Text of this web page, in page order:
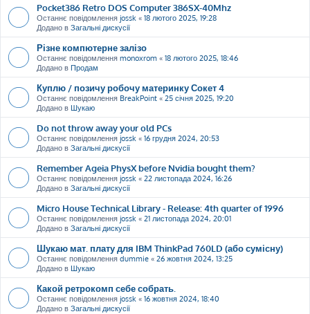
Pocket386 Retro DOS Computer 386SX-40Mhz
Останнє повідомлення jossk « 18 лютого 2025, 19:28
Додано в Загальні дискусії
Різне компютерне залізо
Останнє повідомлення monoxrom « 18 лютого 2025, 18:46
Додано в Продам
Куплю / позичу робочу материнку Сокет 4
Останнє повідомлення BreakPoint « 25 січня 2025, 19:20
Додано в Шукаю
Do not throw away your old PCs
Останнє повідомлення jossk « 16 грудня 2024, 20:53
Додано в Загальні дискусії
Remember Ageia PhysX before Nvidia bought them?
Останнє повідомлення jossk « 22 листопада 2024, 16:26
Додано в Загальні дискусії
Micro House Technical Library - Release: 4th quarter of 1996
Останнє повідомлення jossk « 21 листопада 2024, 20:01
Додано в Загальні дискусії
Шукаю мат. плату для IBM ThinkPad 760LD (або сумісну)
Останнє повідомлення dummie « 26 жовтня 2024, 13:25
Додано в Шукаю
Какой ретрокомп себе собрать.
Останнє повідомлення jossk « 16 жовтня 2024, 18:40
Додано в Загальні дискусії